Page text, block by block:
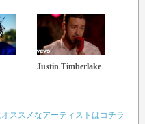
Justin Timberlake
ススメなアーティストはコチラ